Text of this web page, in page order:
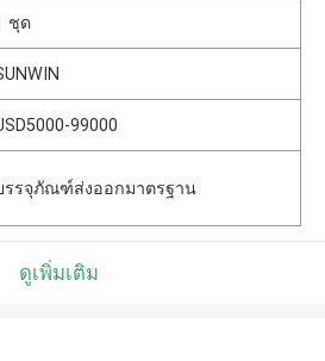
ชุด
99000
รรจุภัณฑ์ส่งออกมาตรฐาน
ดูเพิ่มเติม